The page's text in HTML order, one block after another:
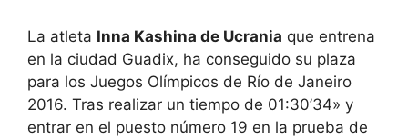
La atleta Inna Kashina de Ucrania que entrena
en la ciudad Guadix, ha conseguido su plaza
para los Juegos Olímpicos de Río de Janeiro
2016. Tras realizar un tiempo de 01:30’34» y
entrar en el puesto número 19 en la prueba de